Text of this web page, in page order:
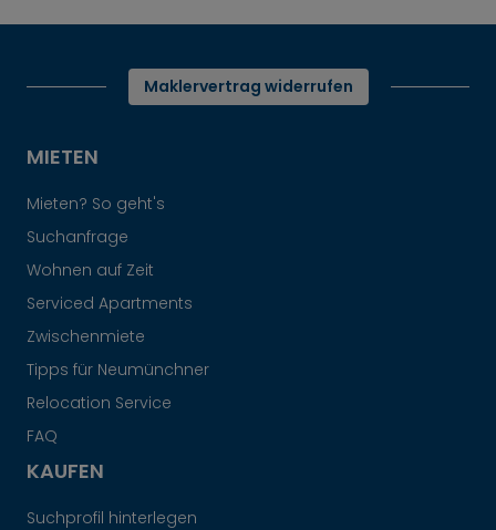
Maklervertrag widerrufen
MIETEN
Mieten? So geht's
Suchanfrage
Wohnen auf Zeit
Serviced Apartments
Zwischenmiete
Tipps für Neumünchner
Relocation Service
FAQ
KAUFEN
Suchprofil hinterlegen